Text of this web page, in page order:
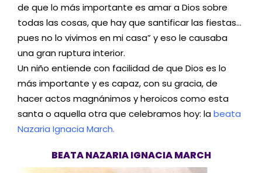
de que lo más importante es amar a Dios sobre
todas las cosas, que hay que santificar las fiestas…
pues no lo vivimos en mi casa” y eso le causaba
una gran ruptura interior.
Un niño entiende con facilidad de que Dios es lo
más importante y es capaz, con su gracia, de
hacer actos magnánimos y heroicos como esta
santa o aquella otra que celebramos hoy: labeata
Nazaria Ignacia March.
BEATA NAZARIA IGNACIA MARCH